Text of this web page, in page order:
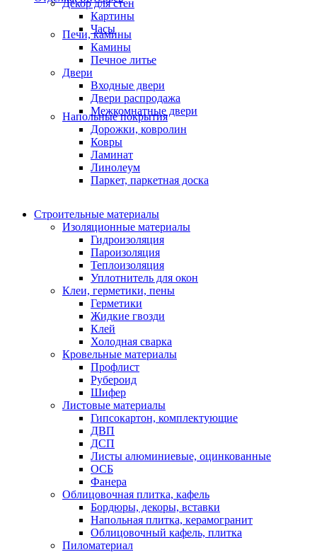
Декор для стен
Картины
Часы
Печи, камины
Камины
Печное литье
Двери
Входные двери
Двери распродажа
Межкомнатные двери
Напольные покрытия
Дорожки, ковролин
Ковры
Ламинат
Линолеум
Паркет, паркетная доска
Строительные материалы
Изоляционные материалы
Гидроизоляция
Пароизоляция
Теплоизоляция
Уплотнитель для окон
Клеи, герметики, пены
Герметики
Жидкие гвозди
Клей
Холодная сварка
Кровельные материалы
Профлист
Рубероид
Шифер
Листовые материалы
Гипсокартон, комплектующие
ДВП
ДСП
Листы алюминиевые, оцинкованные
ОСБ
Фанера
Облицовочная плитка, кафель
Бордюры, декоры, вставки
Напольная плитка, керамогранит
Облицовочный кафель, плитка
Пиломатериал